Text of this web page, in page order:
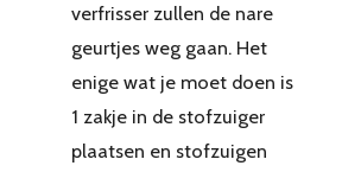
verfrisser zullen de nare
geurtjes weg gaan. Het
enige wat je moet doen is
1 zakje in de stofzuiger
plaatsen en stofzuigen